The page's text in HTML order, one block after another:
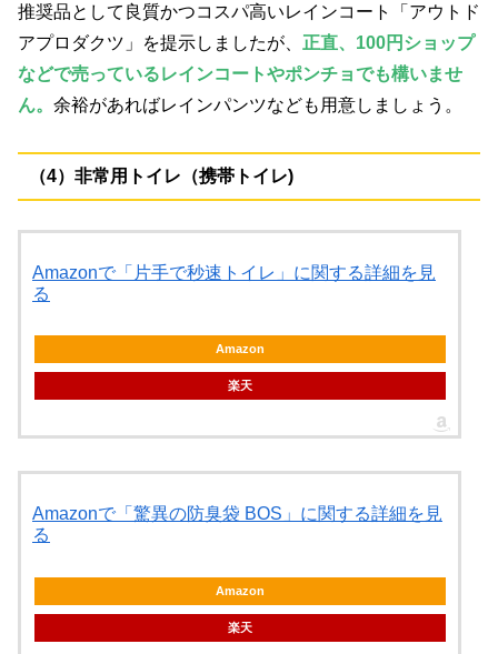
推奨品として良質かつコスパ高いレインコート「アウトド
アプロダクツ」を提示しましたが、 正直、100円ショップ
などで売っているレインコートやポンチョでも構いませ
ん。 余裕があればレインパンツなども用意しましょう。
（4）非常用トイレ（携帯トイレ)
Amazonで「片手で秒速トイレ」に関する詳細を見
る
Amazon
楽天
Amazonで「驚異の防臭袋 BOS」に関する詳細を見
る
Amazon
楽天